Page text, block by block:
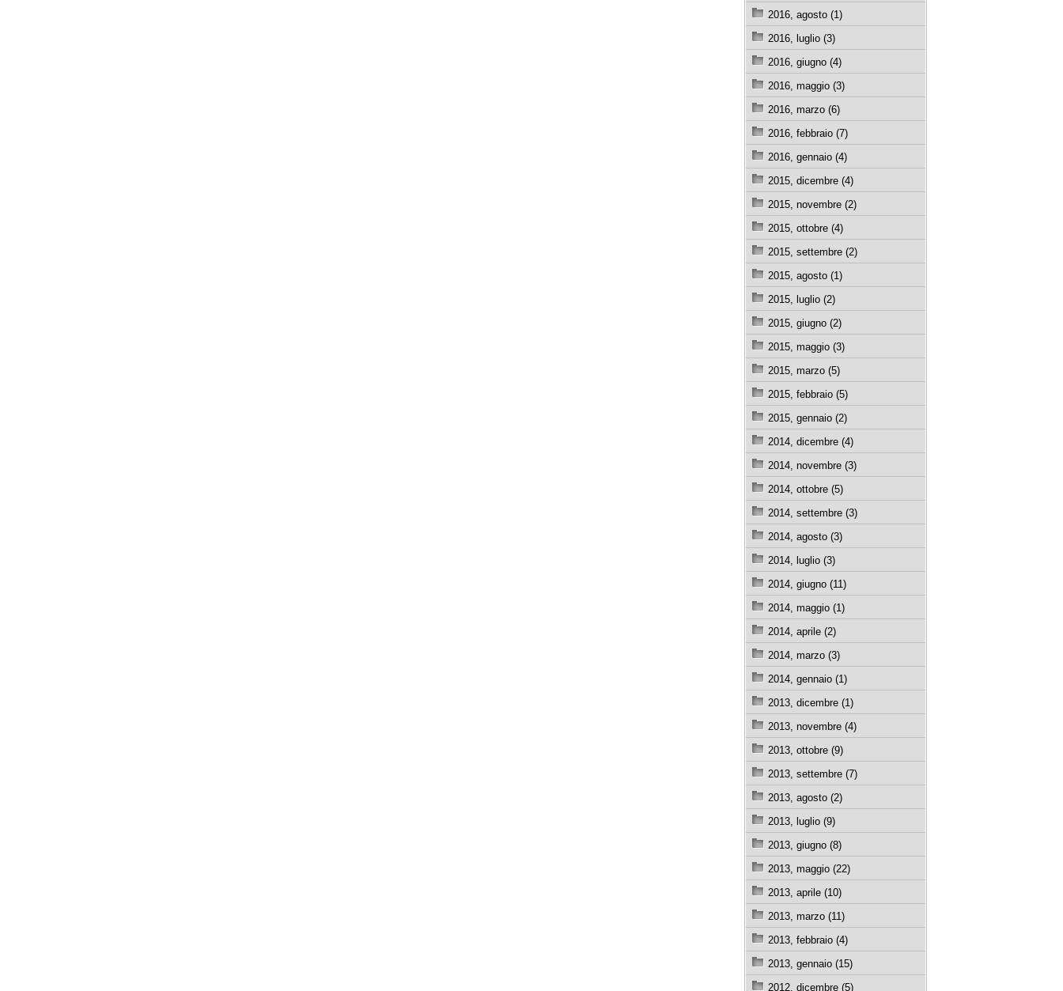
2016, agosto (1)
2016, luglio (3)
2016, giugno (4)
2016, maggio (3)
2016, marzo (6)
2016, febbraio (7)
2016, gennaio (4)
2015, dicembre (4)
2015, novembre (2)
2015, ottobre (4)
2015, settembre (2)
2015, agosto (1)
2015, luglio (2)
2015, giugno (2)
2015, maggio (3)
2015, marzo (5)
2015, febbraio (5)
2015, gennaio (2)
2014, dicembre (4)
2014, novembre (3)
2014, ottobre (5)
2014, settembre (3)
2014, agosto (3)
2014, luglio (3)
2014, giugno (11)
2014, maggio (1)
2014, aprile (2)
2014, marzo (3)
2014, gennaio (1)
2013, dicembre (1)
2013, novembre (4)
2013, ottobre (9)
2013, settembre (7)
2013, agosto (2)
2013, luglio (9)
2013, giugno (8)
2013, maggio (22)
2013, aprile (10)
2013, marzo (11)
2013, febbraio (4)
2013, gennaio (15)
2012, dicembre (5)